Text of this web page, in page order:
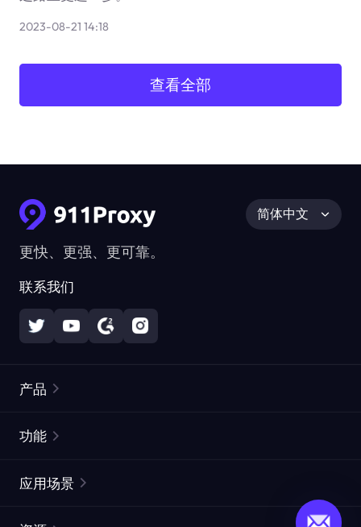
2023-08-21 14:18
查看全部
更快、更强、更可靠。
联系我们
简体中文
产品
静态住宅代理
功能
应用场景